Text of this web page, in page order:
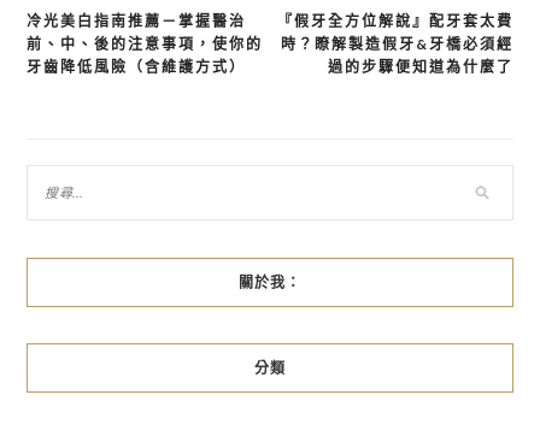
文
章
『假牙全方位解說』配牙套太費
時？瞭解製造假牙&牙橋必須經
過的步驟便知道為什麼了
冷光美白指南推薦－掌握醫治
前、中、後的注意事項，使你的
牙齒降低風險（含維護方式）
關於我：
分類